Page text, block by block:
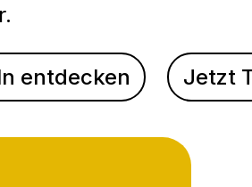
entdecken Jetzt